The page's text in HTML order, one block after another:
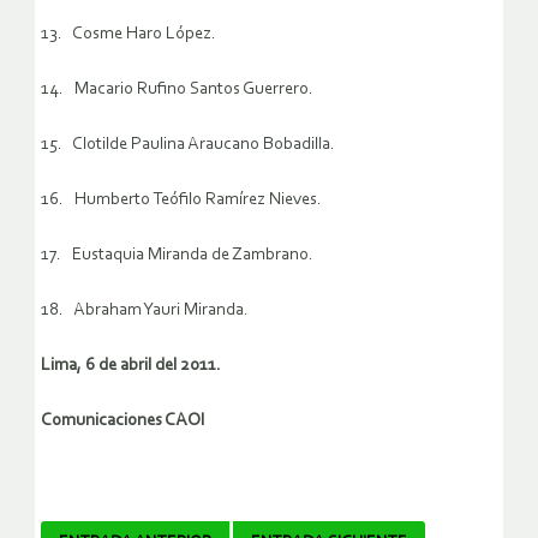
13. Cosme Haro López.
14. Macario Rufino Santos Guerrero.
15. Clotilde Paulina Araucano Bobadilla.
16. Humberto Teófilo Ramírez Nieves.
17. Eustaquia Miranda de Zambrano.
18. Abraham Yauri Miranda.
Lima, 6 de abril del 2011.
Comunicaciones CAOI